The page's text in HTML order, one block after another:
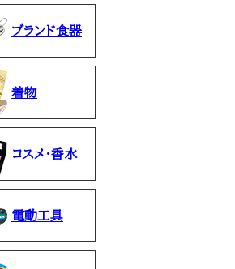
ブランド食器
着物
コスメ・香水
電動工具